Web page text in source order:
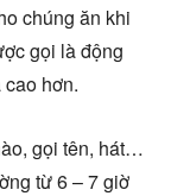
chúng ăn khi
gọi là động
hơn.
gọi tên, hát…
từ 6 – 7 giờ